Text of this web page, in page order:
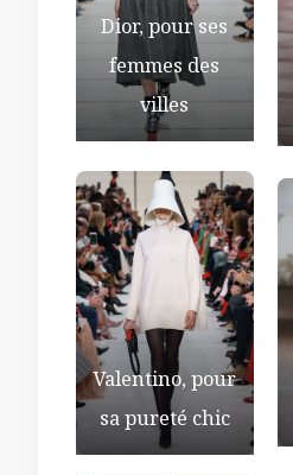
Dior, pour ses
femmes des
villes
Valentino, pour
sa pureté chic